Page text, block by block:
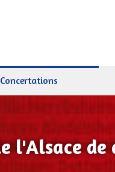
Concertations
l'Alsace de